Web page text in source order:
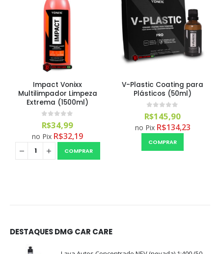
Impact Vonixx
Multilimpador Limpeza
Extrema (1500ml)
0 out of 5
R$34,99
no Pix R$32,19
COMPRAR
V-Plastic Coating para
Plásticos (50ml)
0out of 5
R$145,90
no Pix R$134,23
COMPRAR
DESTAQUES DMG CAR CARE